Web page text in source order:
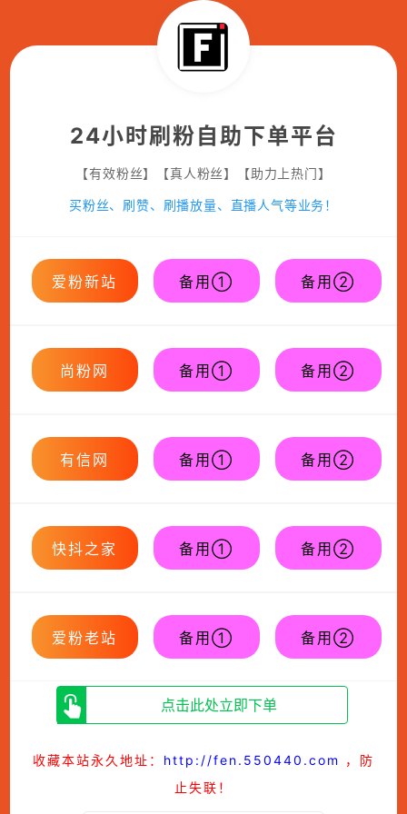
24小时刷粉自助下单平台
【有效粉丝】【真人粉丝】【助力上热门】
买粉丝、刷赞、刷播放量、直播人气等业务！
爱粉新站 备用① 备用②
尚粉网 备用① 备用②
有信网 备用① 备用②
快抖之家 备用① 备用②
爱粉老站 备用① 备用②
点击此处立即下单
收藏本站永久地址： http://fen.550440.com
，防
止失联！